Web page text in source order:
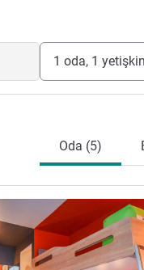
1 oda, 1 yetişkin
Oda (5)